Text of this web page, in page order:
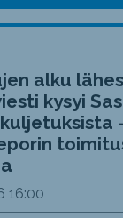
alku
kysyi
16:00